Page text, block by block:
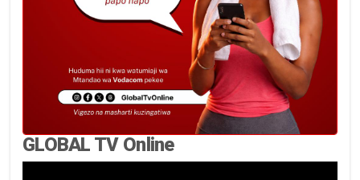
GLOBAL TV Online